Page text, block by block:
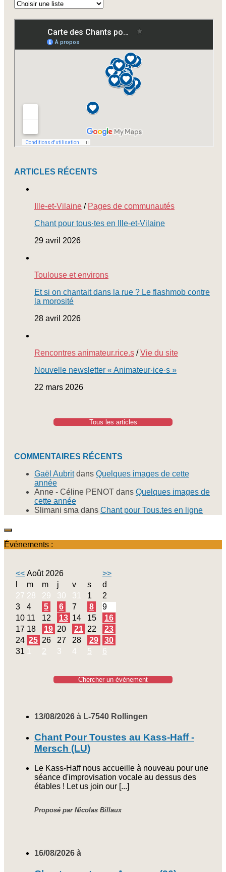
Abonnez-
à
newsletters
ARTICLES RÉCENTS
Ille-et-Vilaine / Pages de communautés
Chant pour tous·tes en Ille-et-Vilaine
29 avril 2026
Toulouse et environs
Et si on chantait dans la rue ? Le flashmob contre
la morosité
28 avril 2026
Rencontres animateur.rice.s /Vie du site
Nouvelle newsletter « Animateur·ice·s »
22 mars 2026
Tous les articles
COMMENTAIRES RÉCENTS
Gaël Aubritdans Quelques images de cette
année
Anne - Céline PENOT dans Quelques images de
cette année
Slimani sma dans Chant pour Tous.tes en ligne
Événements :
<< Août 2026
>>
m m j v s
d
27 28 29 30 31 1
2
3
4 5 6 7 8
9
10 11 12 13 14 15
16
17 18 19 20 21 22
23
24 25 26 27 28 29
30
31 1 2 3 4 5 6
Chercher un événement
13/08/2026 à L-7540 Rollingen
Chant Pour Toustes au Kass-Haff -
Mersch (LU)
Le Kass-Haff nous accueille à nouveau pour une
séance d'improvisation vocale au dessus des
étables ! Let us join our [...]
Proposé par Nicolas Billaux
16/08/2026 à